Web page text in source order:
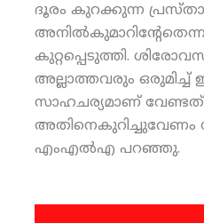
ദൂരം കുറക്കുന്ന
കുറ്റപ്പെടുത്തി.
അല്ലാത്തവരും
സാഹചര്യമാണ്
അതിനെകുറിച്ചുവേണം
എംഎല്‍എ പറഞ്ഞു.